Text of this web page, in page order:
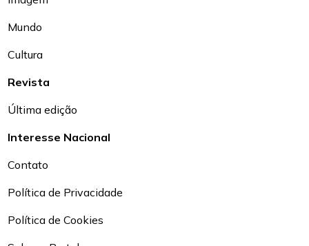
Mundo
Cultura
Revista
Última edição
Interesse Nacional
Contato
Política de Privacidade
Política de Cookies